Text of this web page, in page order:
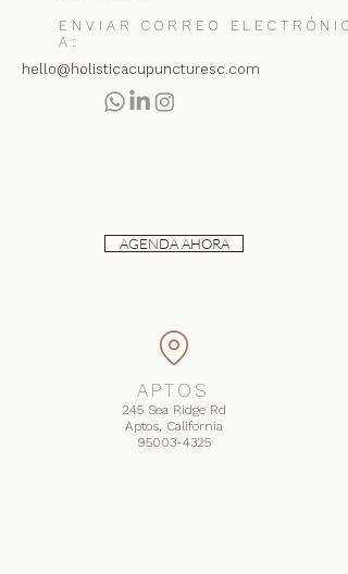
ENVIAR CORREO
A:
hello@holisticacupuncturesc.com
AGENDA AHORA
APTOS
245 Sea Ridge Rd
Aptos, California
95003-4325